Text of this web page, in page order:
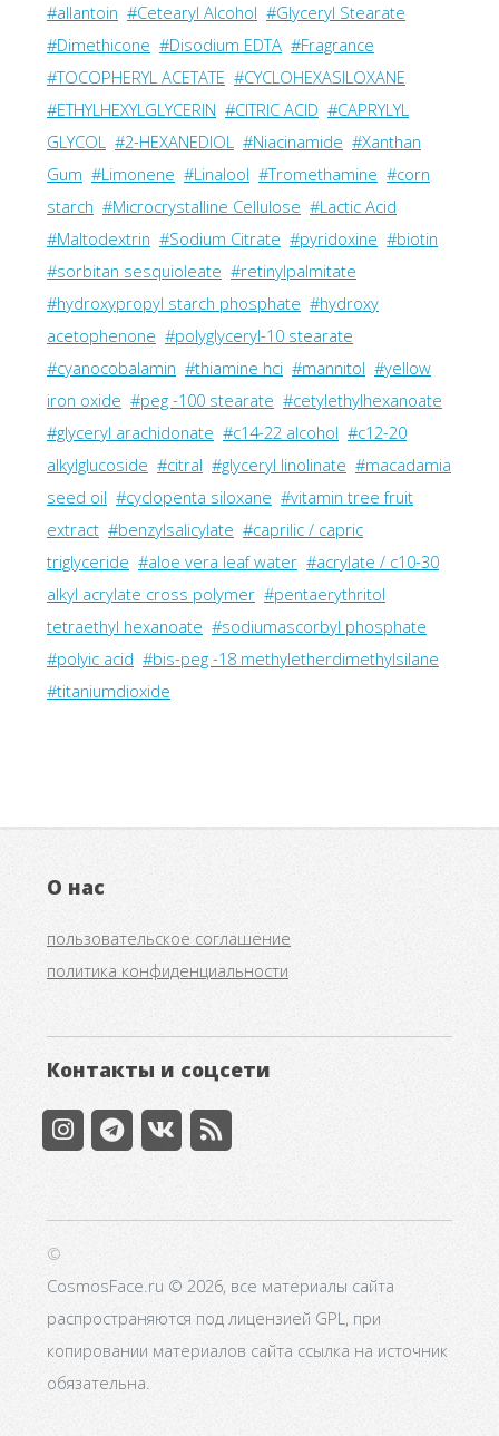
#allantoin #Cetearyl Alcohol #Glyceryl Stearate
#Dimethicone #Disodium EDTA #Fragrance
#TOCOPHERYL ACETATE #CYCLOHEXASILOXANE
#ETHYLHEXYLGLYCERIN #CITRIC ACID #CAPRYLYL
GLYCOL #2-HEXANEDIOL #Niacinamide #Xanthan
Gum #Limonene #Linalool #Tromethamine #corn
starch #Microcrystalline Cellulose #Lactic Acid
#Maltodextrin #Sodium Citrate #pyridoxine #biotin
#sorbitan sesquioleate #retinylpalmitate
#hydroxypropyl starch phosphate #hydroxy
acetophenone #polyglyceryl-10 stearate
#cyanocobalamin #thiamine hci #mannitol #yellow
iron oxide #peg -100 stearate #cetylethylhexanoate
#glyceryl arachidonate #c14-22 alcohol #c12-20
alkylglucoside #citral #glyceryl linolinate #macadamia
seed oil #cyclopenta siloxane #vitamin tree fruit
extract #benzylsalicylate #caprilic / capric
triglyceride #aloe vera leaf water #acrylate / c10-30
alkyl acrylate cross polymer #pentaerythritol
tetraethyl hexanoate #sodiumascorbyl phosphate
#polyic acid #bis-peg -18 methyletherdimethylsilane
#titaniumdioxide
О нас
пользовательское соглашение
политика конфиденциальности
Контакты и соцсети
©
CosmosFace.ru © 2026, все материалы сайта
распространяются под лицензией GPL, при
копировании материалов сайта ссылка на источник
обязательна.